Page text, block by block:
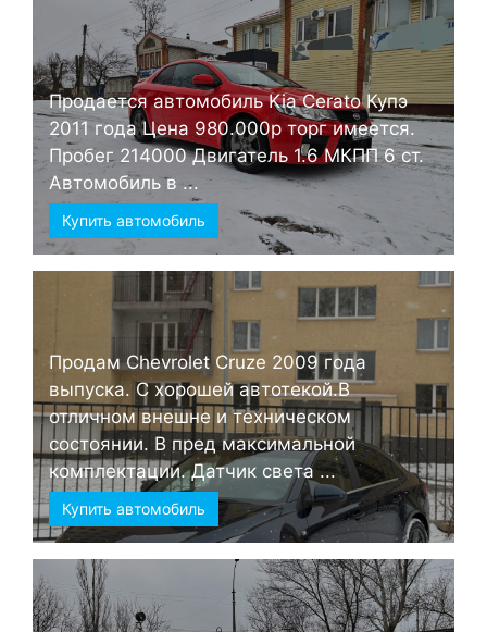
Продается автомобиль Kia Cerato Купэ
2011 года Цена 980.000р торг имеется.
Пробег 214000 Двигатель 1.6 МКПП 6 ст.
Автомобиль в ...
Купить автомобиль
Продам Chevrolet Cruze 2009 года
выпуска. С хорошей автотекой.В
отличном внешне и техническом
состоянии. В пред максимальной
комплектации. Датчик света ...
Купить автомобиль